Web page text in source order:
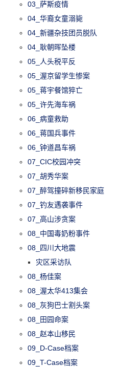
03_萨斯疫情
04_华裔女童溺毙
04_新疆杂技团员脱队
04_耿朝晖坠楼
05_人头税平反
05_渥京留学生惨案
05_蒋宇餐馆猝亡
05_许先海车祸
06_病童救助
06_蒋国兵事件
06_钟道昌车祸
07_CIC校园冲突
07_胡秀华案
07_醉驾撞碎新移民家庭
07_钓友遇袭事件
07_高山涉贪案
08_中国毒奶粉事件
08_四川大地震
灾区采访队
08_杨佳案
08_渥太华413集会
08_灰狗巴士割头案
08_田园命案
08_赵本山移民
09_D-Case档案
09_T-Case档案